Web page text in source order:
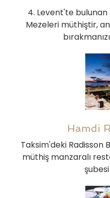
4. Levent'te bulunan
Mezeleri müthiştir,
Hamdi
Taksim'deki Radisson
müthiş manzaralı